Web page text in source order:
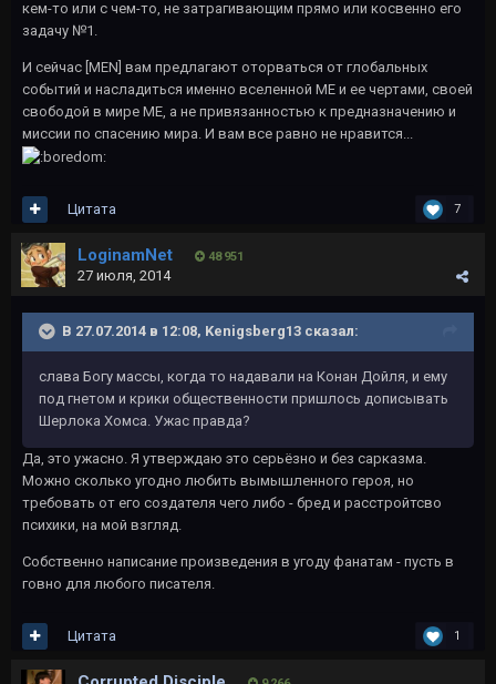
кем-то или с чем-то, не затрагивающим прямо или косвенно его
задачу №1.
И сейчас [MEN] вам предлагают оторваться от глобальных
событий и насладиться именно вселенной МЕ и ее чертами, своей
свободой в мире МЕ, а не привязанностью к предназначению и
миссии по спасению мира. И вам все равно не нравится...
7
Цитата
LoginamNet 48 951
27 июля, 2014
В 27.07.2014 в 12:08, Kenigsberg13 сказал:
слава Богу массы, когда то надавали на Конан Дойля, и ему
под гнетом и крики общественности пришлось дописывать
Шерлока Хомса. Ужас правда?
Да, это ужасно. Я утверждаю это серьёзно и без сарказма.
Можно сколько угодно любить вымышленного героя, но
требовать от его создателя чего либо - бред и расстройтсво
психики, на мой взгляд.
Собственно написание произведения в угоду фанатам - пусть в
говно для любого писателя.
1
Цитата